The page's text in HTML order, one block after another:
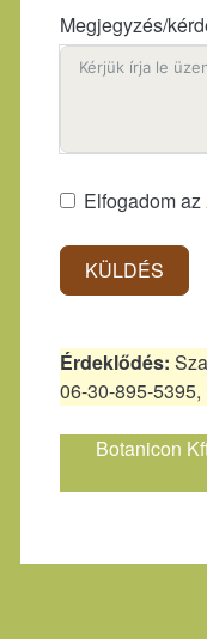
Megjegyzés/
Elfogadom az
KÜLDÉS
Érdeklődés:
06-30-895-5395,
Botanicon